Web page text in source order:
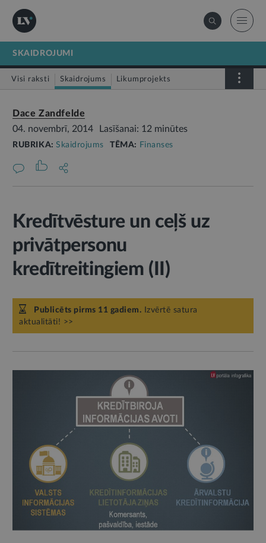
SKAIDROJUMI
Visi raksti Skaidrojums Likumprojekts
Dace Zandfelde
04. novembrī, 2014
Lasīšanai: 12 minūtes
RUBRIKA:Skaidrojums TĒMA: Finanses
Kredītvēsture un ceļš uz
privātpersonu
kredītreitingiem (II)
Publicēts pirms 11 gadiem. Izvērtē satura
aktualitāti! >>